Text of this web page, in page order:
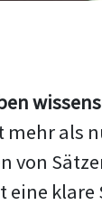
mehr als
von
eine